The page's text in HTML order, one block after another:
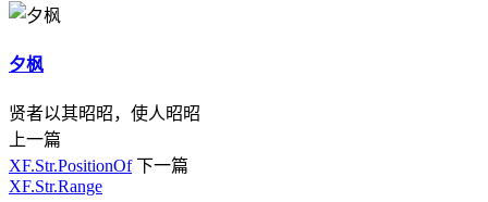
夕枫
贤者以其昭昭，使人昭昭
上一篇
XF.Str.PositionOf 下一篇
XF.Str.Range